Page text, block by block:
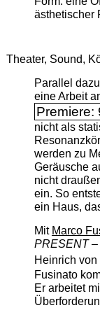
ästhetischer
Theater, Sound,
Parallel
eine Arbeit
Premiere:
nicht als
werden zu
Geräusche
nicht
ein. So
ein Haus,
Mit Marco
PRESENT
Heinrich von
Fusinato
Er arbeitet